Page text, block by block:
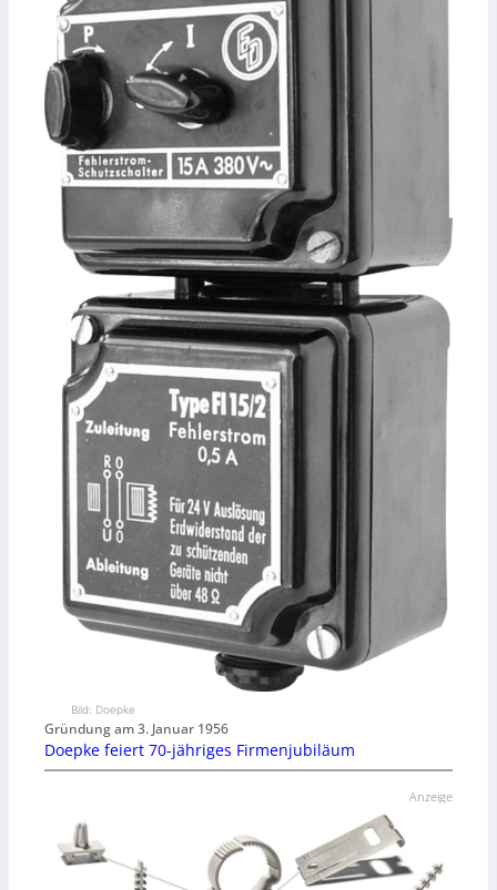
Bild: Doepke
Gründung am 3. Januar 1956
Doepke feiert 70-jähriges Firmenjubiläum
Anzeige